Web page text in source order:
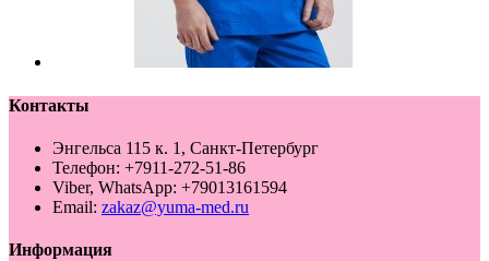
Контакты
Энгельса 115 к. 1, Санкт-Петербург
Телефон: +7911-272-51-86
Viber, WhatsApp: +79013161594
Email: zakaz@yuma-med.ru
Информация